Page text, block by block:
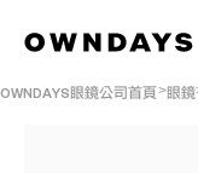
OWNDAYS眼鏡公司首頁 眼鏡